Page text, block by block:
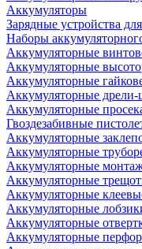
Аккумуляторы
Зарядные устройства
Наборы
Аккумуляторные
Аккумуляторные
Аккумуляторные
Аккумуляторные
Аккумуляторные
Гвоздезабивные
Аккумуляторные
Аккумуляторные
Аккумуляторные
Аккумуляторные
Аккумуляторные
Аккумуляторные
Аккумуляторные
Аккумуляторные